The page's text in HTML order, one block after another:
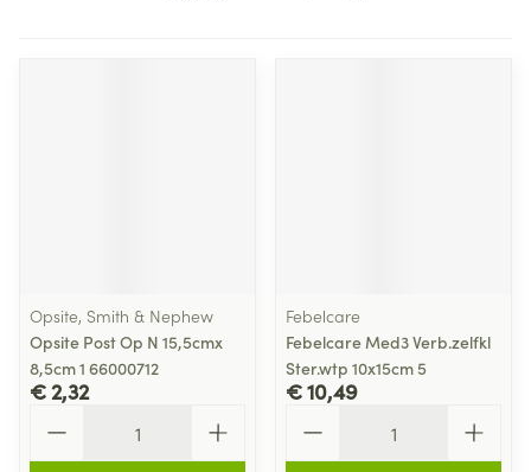
Opsite, Smith & Nephew
Opsite Post Op N 15,5cmx
8,5cm 1 66000712
€ 2,32
Febelcare
Febelcare Med3 Verb.zelfkl
Ster.wtp 10x15cm 5
€ 10,49